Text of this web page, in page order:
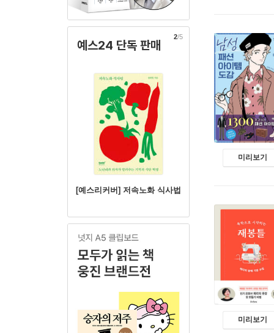
예스24 단독 판매
[예스리커버] 저속노화 식사법
2/5
미리보기
미리보기